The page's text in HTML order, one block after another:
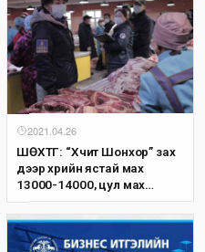
2021.04.26
ШӨХТГ: “Хүчит Шонхор” зах
дээр үхрийн ястай мах
13000-14000, цул мах
14000-16000 төгрөгийн
үнэтэй байна